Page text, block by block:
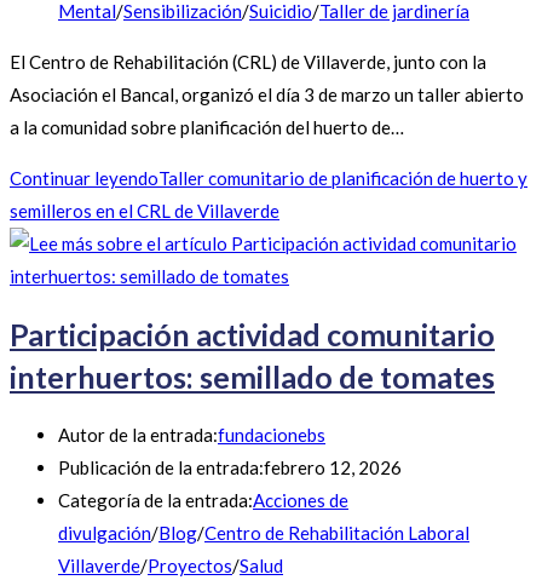
Mental/Sensibilización/Suicidio/Taller de jardinería
El Centro de Rehabilitación (CRL) de Villaverde, junto con la
Asociación el Bancal, organizó el día 3 de marzo un taller abierto
a la comunidad sobre planificación del huerto de…
Continuar leyendoTaller comunitario de planificación de huerto y
semilleros en el CRL de Villaverde
Participación actividad comunitario
interhuertos: semillado de tomates
Autor de la entrada:fundacionebs
Publicación de la entrada:febrero 12, 2026
Categoría de la entrada:Acciones de
divulgación/Blog/Centro de Rehabilitación Laboral
Villaverde/Proyectos/Salud